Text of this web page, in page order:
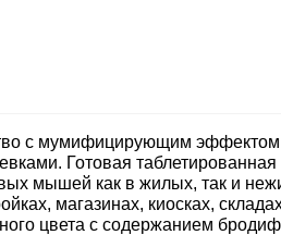
с мумифицирующим
Готовая таблетированная
мышей как в жилых, так и
магазинах, киосках,
цвета с содержанием